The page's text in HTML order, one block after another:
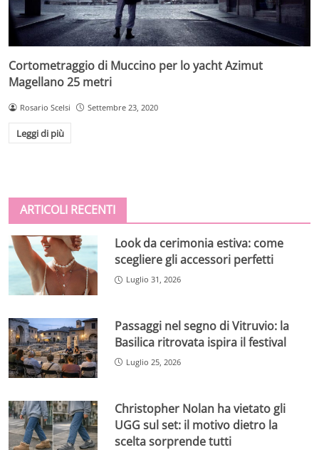
Cortometraggio di Muccino per lo yacht Azimut
Magellano 25 metri
Rosario Scelsi Settembre 23, 2020
Leggi di più
ARTICOLI RECENTI
Look da cerimonia estiva: come
scegliere gli accessori perfetti
Luglio 31, 2026
Passaggi nel segno di Vitruvio: la
Basilica ritrovata ispira il festival
Luglio 25, 2026
Christopher Nolan ha vietato gli
UGG sul set: il motivo dietro la
scelta sorprende tutti